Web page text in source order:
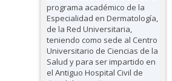
programa académico de la
Especialidad en Dermatología,
de la Red Universitaria,
teniendo como sede al Centro
Universitario de Ciencias de la
Salud y para ser impartido en
el Antiguo Hospital Civil de